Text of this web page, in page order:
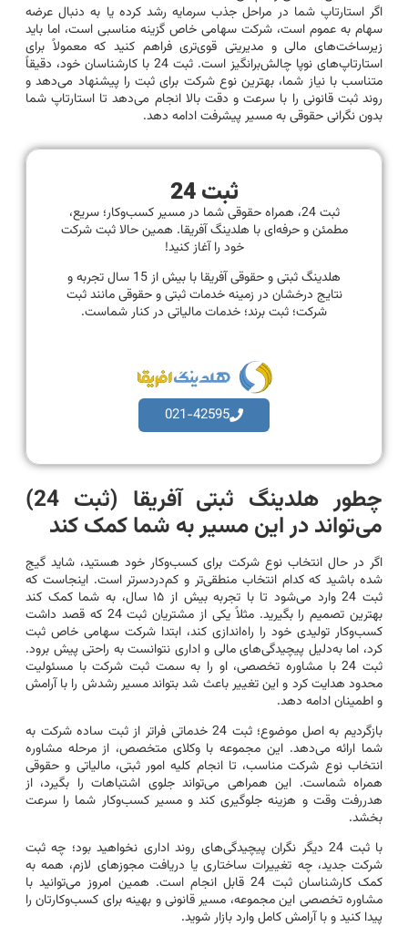
اگر استارتاپ شما در مراحل جذب سرمایه رشد کرده یا به دنبال عرضه
سهام به عموم است، شرکت سهامی خاص گزینه مناسبی است، اما باید
زیرساخت‌های مالی و مدیریتی قوی‌تری فراهم کنید که معمولاً برای
استارتاپ‌های نوپا چالش‌برانگیز است. ثبت 24 با کارشناسان خود، دقیقاً
متناسب با نیاز شما، بهترین نوع شرکت برای ثبت را پیشنهاد می‌دهد و
روند ثبت قانونی را با سرعت و دقت بالا انجام می‌دهد تا استارتاپ شما
بدون نگرانی حقوقی به مسیر پیشرفت ادامه دهد.
ثبت 24
ثبت 24، همراه حقوقی شما در مسیر کسب‌وکار؛ سریع،
مطمئن و حرفه‌ای با هلدینگ آفریقا. همین حالا ثبت شرکت
خود را آغاز کنید!
هلدینگ ثبتی و حقوقی آفریقا با بیش از 15 سال تجربه و
نتایج درخشان در زمینه خدمات ثبتی و حقوقی مانند ثبت
شرکت؛ ثبت برند؛ خدمات مالیاتی در کنار شماست.
021-42595
چطور هلدینگ ثبتی آفریقا (ثبت 24)
می‌تواند در این مسیر به شما کمک کند
اگر در حال انتخاب نوع شرکت برای کسب‌وکار خود هستید، شاید گیج
شده باشید که کدام انتخاب منطقی‌تر و کم‌دردسرتر است. اینجاست که
ثبت 24 وارد می‌شود تا با تجربه بیش از ۱۵ سال، به شما کمک کند
بهترین تصمیم را بگیرید. مثلاً یکی از مشتریان ثبت 24 که قصد داشت
کسب‌وکار تولیدی خود را راه‌اندازی کند، ابتدا شرکت سهامی خاص ثبت
کرد، اما به‌دلیل پیچیدگی‌های مالی و اداری نتوانست به راحتی پیش برود.
ثبت 24 با مشاوره تخصصی، او را به سمت ثبت شرکت با مسئولیت
محدود هدایت کرد و این تغییر باعث شد بتواند مسیر رشدش را با آرامش
و اطمینان ادامه دهد.
بازگردیم به اصل موضوع؛ ثبت 24 خدماتی فراتر از ثبت ساده شرکت به
شما ارائه می‌دهد. این مجموعه با وکلای متخصص، از مرحله مشاوره
انتخاب نوع شرکت مناسب، تا انجام کلیه امور ثبتی، مالیاتی و حقوقی
همراه شماست. این همراهی می‌تواند جلوی اشتباهات را بگیرد، از
هدررفت وقت و هزینه جلوگیری کند و مسیر کسب‌وکار شما را سرعت
بخشد.
با ثبت 24 دیگر نگران پیچیدگی‌های روند اداری نخواهید بود؛ چه ثبت
شرکت جدید، چه تغییرات ساختاری یا دریافت مجوزهای لازم، همه به
کمک کارشناسان ثبت 24 قابل انجام است. همین امروز می‌توانید با
مشاوره تخصصی این مجموعه، مسیر قانونی و بهینه برای کسب‌وکارتان را
پیدا کنید و با آرامش کامل وارد بازار شوید.